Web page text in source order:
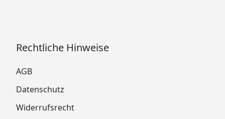
Rechtliche Hinweise
AGB
Datenschutz
Widerrufsrecht